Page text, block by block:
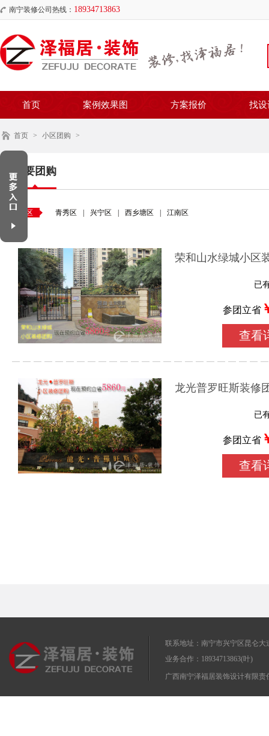
南宁装修公司热线： 18934713863
首页 案例效果图 方案报价 找设
首页 > 小区团购 >
我要团购
地区 青秀区 兴宁区 西乡塘区 江南区
荣和山水绿城小区
已
参团立省
查看
龙光普罗旺斯装修
已
参团立省
查看
联系地址：南宁市兴宁区昆仑大
业务合作：18934713863(叶)
广西南宁泽福居装饰设计有限